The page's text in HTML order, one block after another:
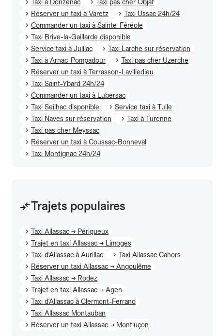
Taxi à Donzenac
Taxi pas cher Objat
Réserver un taxi à Varetz
Taxi Ussac 24h/24
Commander un taxi à Sainte-Féréole
Taxi Brive-la-Gaillarde disponible
Service taxi à Juillac
Taxi Larche sur réservation
Taxi à Arnac-Pompadour
Taxi pas cher Uzerche
Réserver un taxi à Terrasson-Lavilledieu
Taxi Saint-Ybard 24h/24
Commander un taxi à Lubersac
Taxi Seilhac disponible
Service taxi à Tulle
Taxi Naves sur réservation
Taxi à Turenne
Taxi pas cher Meyssac
Réserver un taxi à Coussac-Bonneval
Taxi Montignac 24h/24
Trajets populaires
Taxi Allassac → Périgueux
Trajet en taxi Allassac → Limoges
Taxi d'Allassac à Aurillac
Taxi Allassac Cahors
Réserver un taxi Allassac → Angoulême
Taxi Allassac → Rodez
Trajet en taxi Allassac → Agen
Taxi d'Allassac à Clermont-Ferrand
Taxi Allassac Montauban
Réserver un taxi Allassac → Montluçon